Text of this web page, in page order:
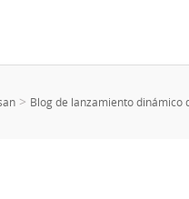
> Blog de lanzamiento dinámico